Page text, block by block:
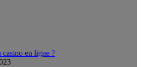
casino en ligne ?